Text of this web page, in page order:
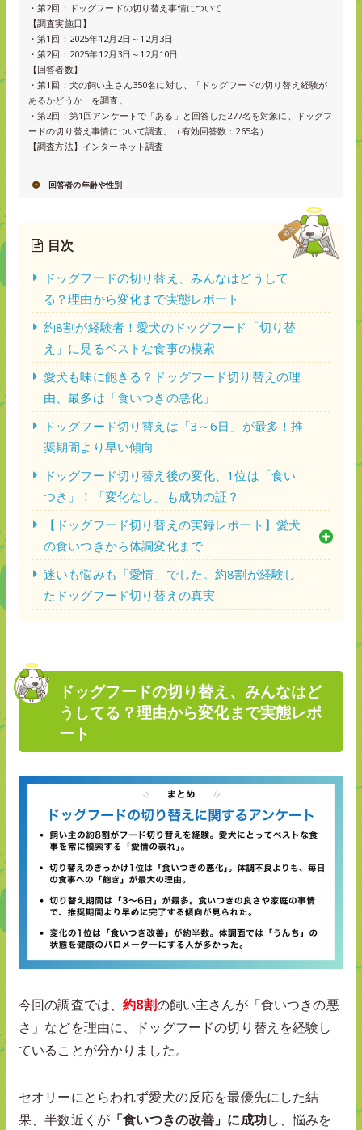
・第2回：ドッグフードの切り替え事情について
【調査実施日】
・第1回：2025年12月2日～12月3日
・第2回：2025年12月3日～12月10日
【回答者数】
・第1回：犬の飼い主さん350名に対し、「ドッグフードの切り替え経験が
あるかどうか」を調査。
・第2回：第1回アンケートで「ある」と回答した277名を対象に、ドッグフ
ードの切り替え事情について調査。（有効回答数：265名）
【調査方法】インターネット調査
回答者の年齢や性別
目次
ドッグフードの切り替え、みんなはどうして
る？理由から変化まで実態レポート
約8割が経験者！愛犬のドッグフード「切り替
え」に見るベストな食事の模索
愛犬も味に飽きる？ドッグフード切り替えの理
由、最多は「食いつきの悪化」
ドッグフード切り替えは「3～6日」が最多！推
奨期間より早い傾向
ドッグフード切り替え後の変化、1位は「食い
つき」！「変化なし」も成功の証？
【ドッグフード切り替えの実録レポート】愛犬
の食いつきから体調変化まで
迷いも悩みも「愛情」でした。約8割が経験し
たドッグフード切り替えの真実
ドッグフードの切り替え、みんなはど
うしてる？理由から変化まで実態レポ
ート
今回の調査では、約8割の飼い主さんが「食いつきの悪
さ」などを理由に、ドッグフードの切り替えを経験し
ていることが分かりました。
セオリーにとらわれず愛犬の反応を最優先にした結
果、半数近くが 「食いつきの改善」に成功し、悩みを